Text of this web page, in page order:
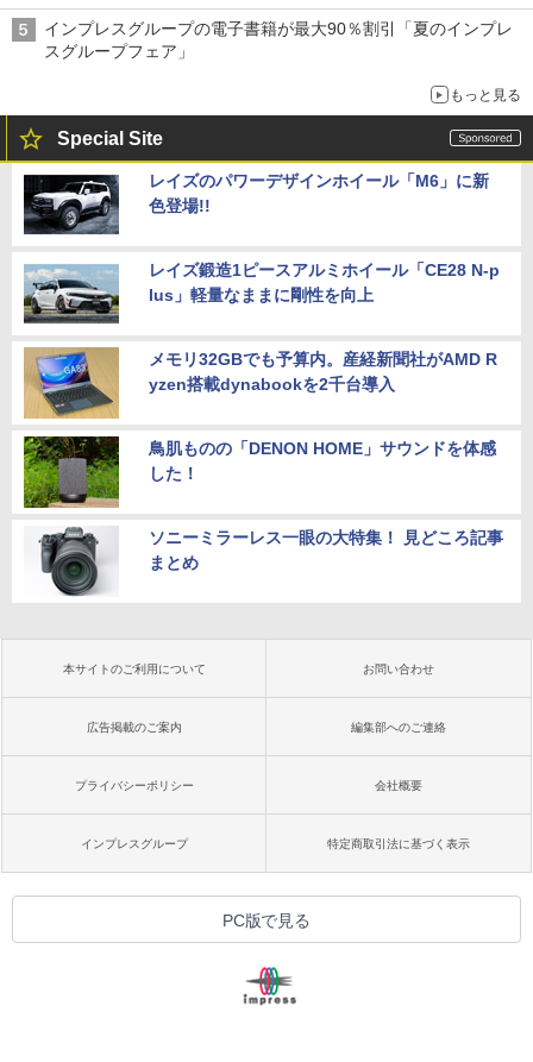
穴と楽天モバイルの課題
インプレスグループの電子書籍が最大90％割引「夏のインプレ
スグループフェア」
もっと見る
Special Site
レイズのパワーデザインホイール「M6」に新
色登場!!
レイズ鍛造1ピースアルミホイール「CE28 N-p
lus」軽量なままに剛性を向上
メモリ32GBでも予算内。産経新聞社がAMD R
yzen搭載dynabookを2千台導入
鳥肌ものの「DENON HOME」サウンドを体感
した！
ソニーミラーレス一眼の大特集！ 見どころ記事
まとめ
本サイトのご利用について お問い合わせ
広告掲載のご案内 編集部へのご連絡
プライバシーポリシー 会社概要
インプレスグループ 特定商取引法に基づく表示
PC版で見る